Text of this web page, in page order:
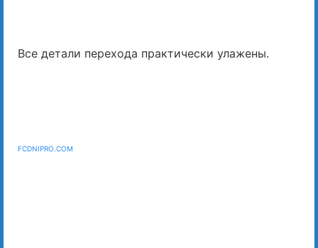
Все детали перехода практически улажены.
FCDNIPRO.COM